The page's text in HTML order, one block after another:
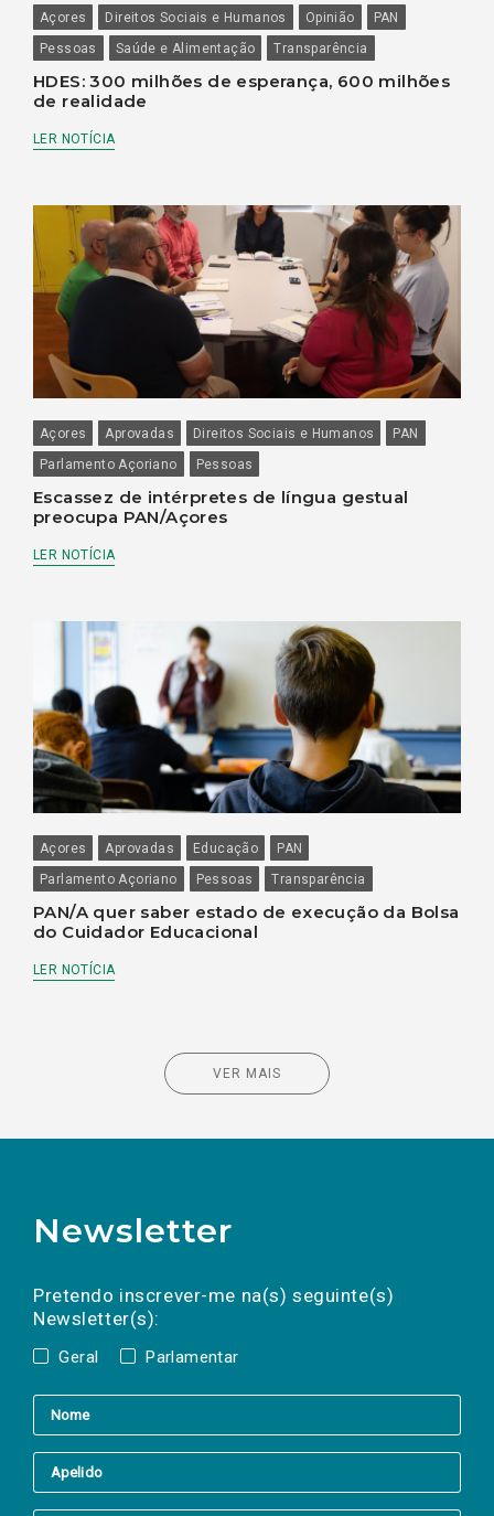
Açores Direitos Sociais e Humanos Opinião
PAN
Pessoas
Saúde e Alimentação Transparência
HDES: 300 milhões de esperança, 600 milhões
de realidade
LER NOTÍCIA
Açores Aprovadas Direitos Sociais e Humanos
PAN
Parlamento Açoriano
Pessoas
Escassez de intérpretes de língua gestual
preocupa PAN/Açores
LER NOTÍCIA
Açores Aprovadas Educação
PAN
Parlamento Açoriano
Pessoas Transparência
PAN/A quer saber estado de execução da Bolsa
do Cuidador Educacional
LER NOTÍCIA
VER MAIS
Newsletter
Pretendo inscrever-me na(s) seguinte(s)
Newsletter(s):
Geral Parlamentar
a(s) newsletter(s).
mail